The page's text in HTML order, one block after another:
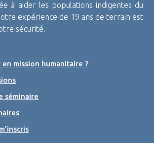
à aider les populations indigentes du
expérience de 19 ans de terrain est
sécurité.
mission humanitaire ?
séminaire